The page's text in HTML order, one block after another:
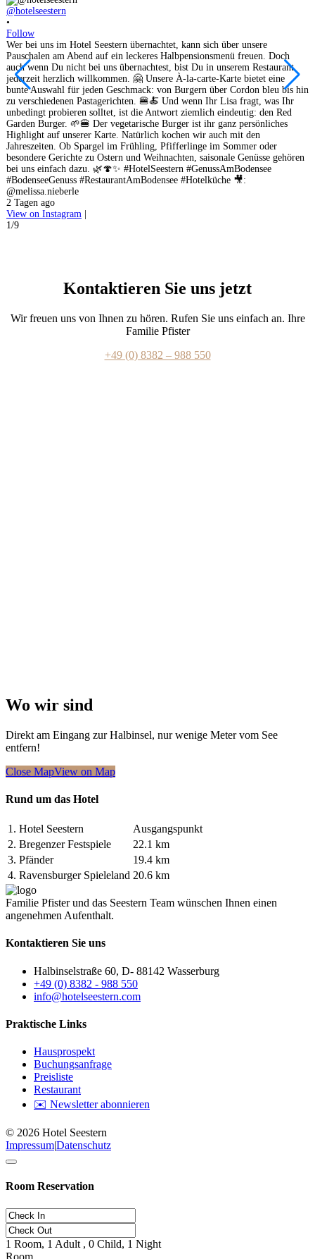
@hotelseestern
•
Follow
Wer bei uns im Hotel Seestern übernachtet, kann sich über unsere
Pauschalen am Abend auf ein leckeres Halbpensionsmenü freuen. Doch
auch wenn Du nicht bei uns übernachtest, bist Du in unserem Restaurant
jederzeit herzlich willkommen. 🤗 Unsere À-la-carte-Karte bietet eine
bunte Auswahl für jeden Geschmack: von Burgern über Cordon bleu bis hin
zu verschiedenen Pastagerichten. 🍔🍝 Und wenn Ihr Lisa fragt, was Ihr
unbedingt probieren solltet, ist die Antwort ziemlich eindeutig: den Red
Garden Burger. 🌱🍔 Der vegetarische Burger ist ihr ganz persönliches
Highlight auf unserer Karte. Natürlich kochen wir auch mit den
Jahreszeiten. Ob Spargel im Frühling, Pfifferlinge im Sommer oder
besondere Gerichte zu Ostern und Weihnachten, saisonale Genüsse gehören
bei uns einfach dazu. 🌿🍄✨ #HotelSeestern #GenussAmBodensee
#BodenseeGenuss #RestaurantAmBodensee #Hotelküche 🎥:
@melissa.nieberle
2 Tagen ago
View on Instagram
1/9
Kontaktieren Sie uns jetzt
Wir freuen uns von Ihnen zu hören. Rufen Sie uns einfach an. Ihre
Familie Pfister
+49 (0) 8382 – 988 550
Wo wir sind
Direkt am Eingang zur Halbinsel, nur wenige Meter vom See
entfern!
Close MapView on Map
Rund um das Hotel
1. Hotel Seestern
Ausgangspunkt
2. Bregenzer Festspiele
22.1 km
3. Pfänder
19.4 km
4. Ravensburger Spieleland 20.6 km
Familie Pfister und das Seestern Team wünschen Ihnen einen
angenehmen Aufenthalt.
Kontaktieren Sie uns
Halbinselstraße 60, D- 88142 Wasserburg
+49 (0) 8382 - 988 550
info@hotelseestern.com
Praktische Links
Hausprospekt
Buchungsanfrage
Preisliste
Restaurant
✉️ Newsletter abonnieren
© 2026 Hotel Seestern
Impressum|Datenschutz
Room Reservation
1 Room, 1 Adult , 0 Child, 1 Night
Room